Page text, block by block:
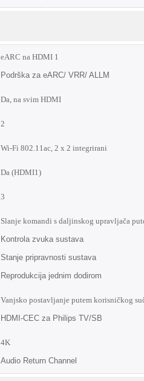
eARC na HDMI 1
Podrška za eARC/ VRR/ ALLM
Da, na svim HDMI
2
Wi-Fi 802.11ac, 2 x 2 integrirani
Da (HDMI1)
3
Slanje komandi s daljinskog upravljača
Kontrola zvuka sustava
Stanje pripravnosti sustava
Reprodukcija jednim dodirom
Vanjsko postavljanje putem korisničkog
HDMI-CEC za Philips TV/SB
4K
Audio Return Channel